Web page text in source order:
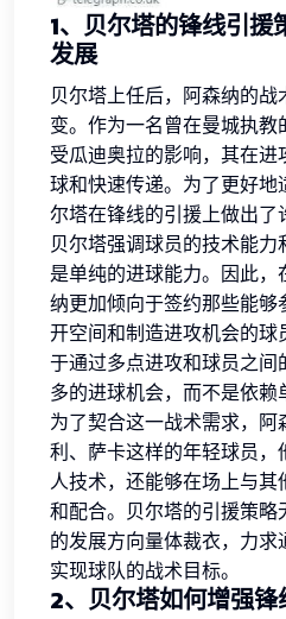
1、贝尔塔的锋线引援
发展
贝尔塔上任后，阿森纳的
变。作为一名曾在曼城执教
受瓜迪奥拉的影响，其在
球和快速传递。为了更好地
尔塔在锋线的引援上做出了
贝尔塔强调球员的技术能
是单纯的进球能力。因此
纳更加倾向于签约那些能够
开空间和制造进攻机会的球
于通过多点进攻和球员之间
多的进球机会，而不是依赖
为了契合这一战术需求，阿
利、萨卡这样的年轻球员，
人技术，还能够在场上与
和配合。贝尔塔的引援策略
的发展方向量体裁衣，力
实现球队的战术目标。
2、贝尔塔如何增强